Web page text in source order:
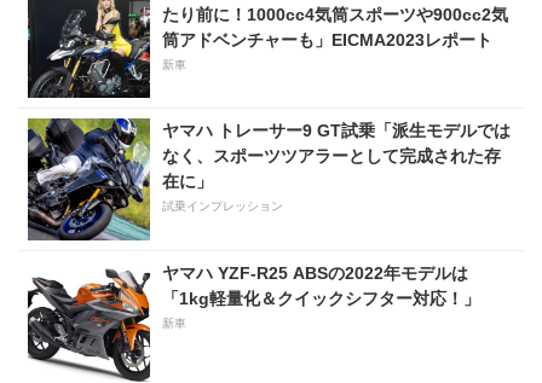
たり前に！1000cc4気筒スポーツや900cc2気
筒アドベンチャーも」EICMA2023レポート
新車
ヤマハ トレーサー9 GT試乗「派生モデルでは
なく、スポーツツアラーとして完成された存
在に」
試乗インプレッション
ヤマハ YZF-R25 ABSの2022年モデルは
「1kg軽量化＆クイックシフター対応！」
新車